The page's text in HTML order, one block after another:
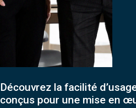
Découvrez la facilité
conçus pour une mise en